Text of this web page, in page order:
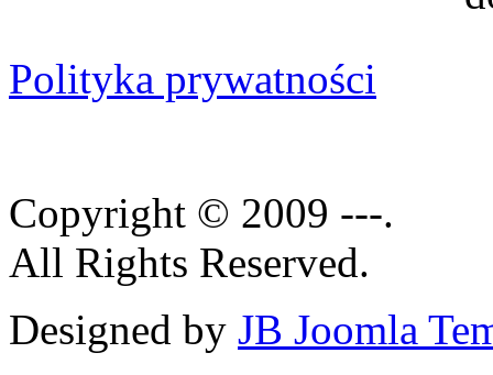
Polityka prywatności
Copyright © 2009 ---.
All Rights Reserved.
Designed by JB Joomla